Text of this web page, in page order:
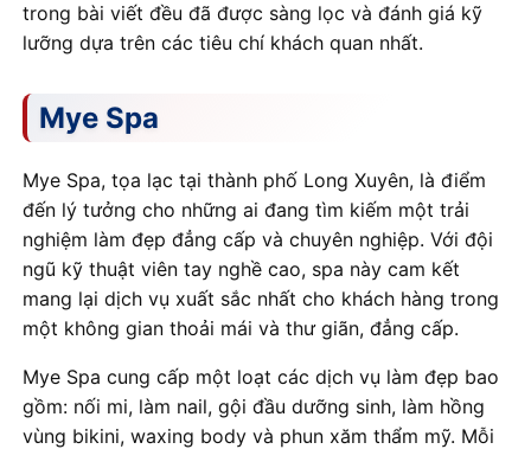
trong bài viết đều đã được sàng lọc và đánh giá kỹ
lưỡng dựa trên các tiêu chí khách quan nhất.
Mye Spa
Mye Spa, tọa lạc tại thành phố Long Xuyên, là điểm
đến lý tưởng cho những ai đang tìm kiếm một trải
nghiệm làm đẹp đẳng cấp và chuyên nghiệp. Với đội
ngũ kỹ thuật viên tay nghề cao, spa này cam kết
mang lại dịch vụ xuất sắc nhất cho khách hàng trong
một không gian thoải mái và thư giãn, đẳng cấp.
Mye Spa cung cấp một loạt các dịch vụ làm đẹp bao
gồm: nối mi, làm nail, gội đầu dưỡng sinh, làm hồng
vùng bikini, waxing body và phun xăm thẩm mỹ. Mỗi